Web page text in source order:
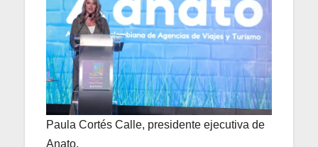
Paula Cortés Calle, presidente ejecutiva de
Anato.